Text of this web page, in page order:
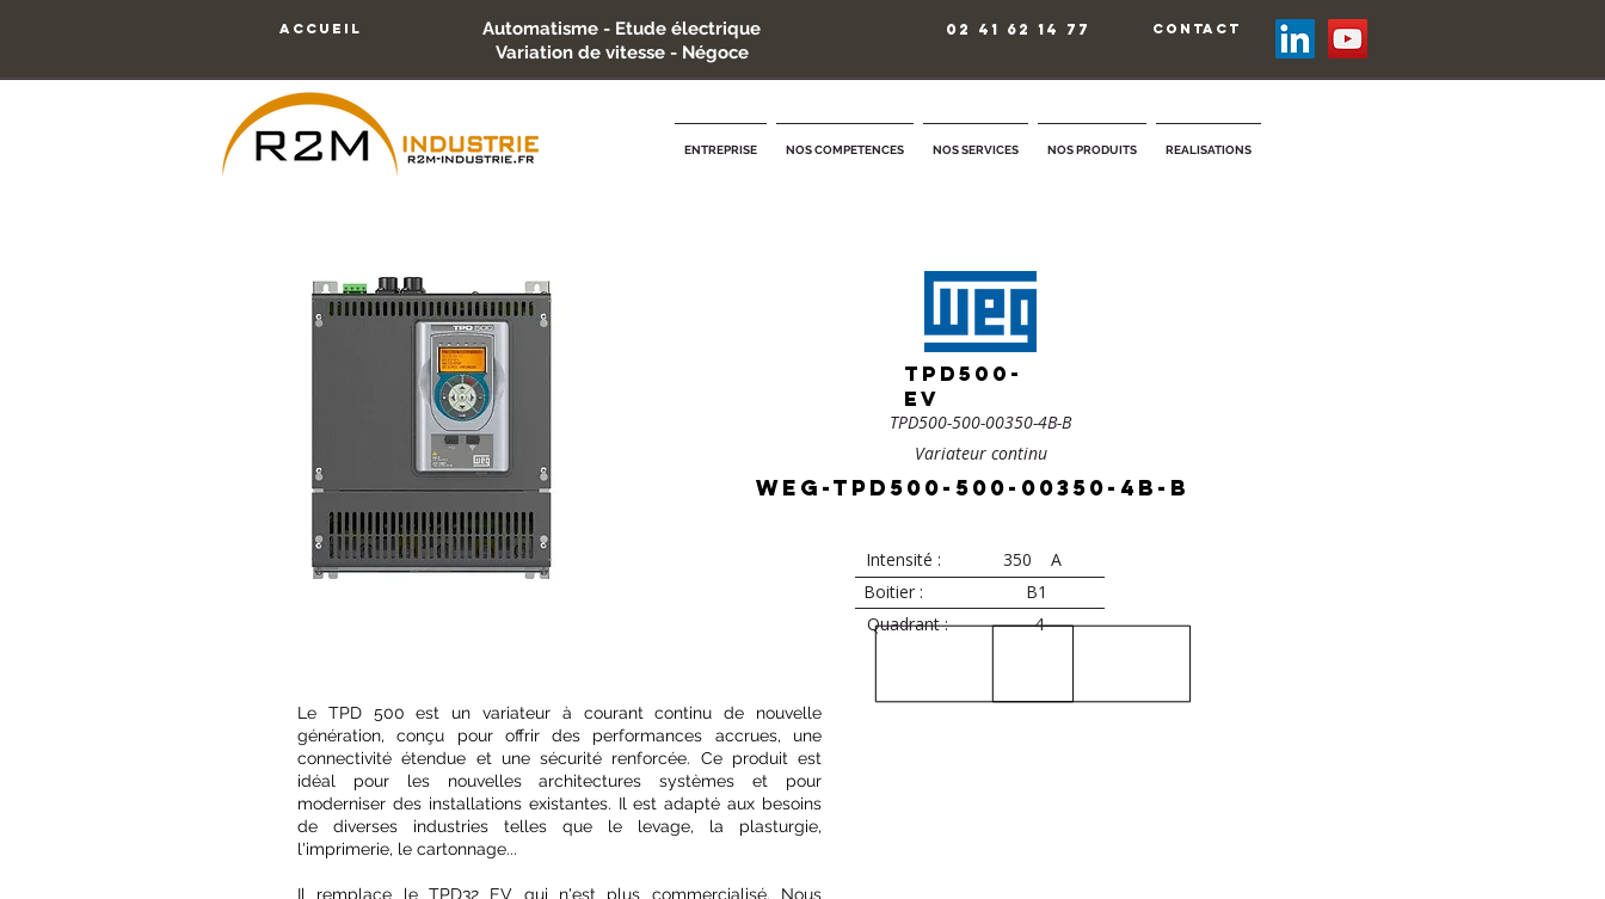
accueil
Automatisme - Etude électrique
Variation de vitesse - Négoce
02 41 62 14 77 contact
ENTREPRISE NOS COMPETENCES NOS SERVICES NOS PRODUITS REALISATIONS
TPD500-
EV
TPD500-500-00350-4B-B
Variateur continu
weg-TPD500-500-00350-4B-B
Intensité :
Boitier :
Quadrant :
350
A
B1
4
Le TPD 500 est un variateur à courant continu de nouvelle
génération, conçu pour offrir des performances accrues, une
connectivité étendue et une sécurité renforcée. Ce produit est
idéal pour les nouvelles architectures systèmes et pour
moderniser des installations existantes. Il est adapté aux besoins
de diverses industries telles que le levage, la plasturgie,
l'imprimerie, le cartonnage...
Il remplace le TPD32 EV qui n'est plus commercialisé. Nous